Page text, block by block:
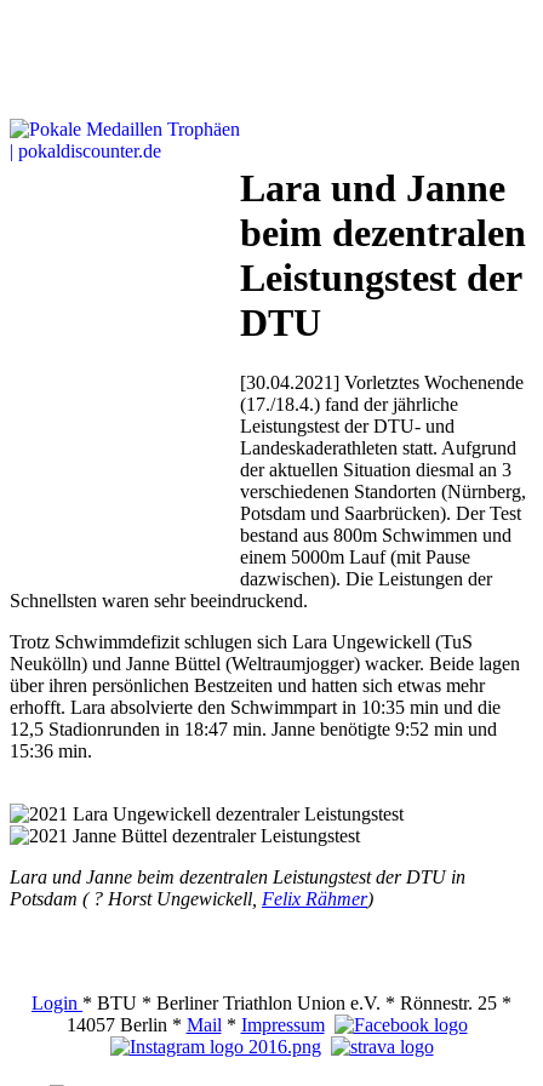
Lara und Janne
beim dezentralen
Leistungstest der
DTU
[30.04.2021] Vorletztes Wochenende
(17./18.4.) fand der jährliche
Leistungstest der DTU- und
Landeskaderathleten statt. Aufgrund
der aktuellen Situation diesmal an 3
verschiedenen Standorten (Nürnberg,
Potsdam und Saarbrücken). Der Test
bestand aus 800m Schwimmen und
einem 5000m Lauf (mit Pause
dazwischen). Die Leistungen der
Schnellsten waren sehr beeindruckend.
Trotz Schwimmdefizit schlugen sich Lara Ungewickell (TuS
Neukölln) und Janne Büttel (Weltraumjogger) wacker. Beide lagen
über ihren persönlichen Bestzeiten und hatten sich etwas mehr
erhofft. Lara absolvierte den Schwimmpart in 10:35 min und die
12,5 Stadionrunden in 18:47 min. Janne benötigte 9:52 min und
15:36 min.
Lara und Janne beim dezentralen Leistungstest der DTU in
Potsdam ( ? Horst Ungewickell, Felix Rähmer)
Login * BTU * Berliner Triathlon Union e.V. * Rönnestr. 25 *
14057 Berlin * Mail * Impressum